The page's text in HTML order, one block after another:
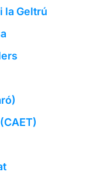
la Geltrú